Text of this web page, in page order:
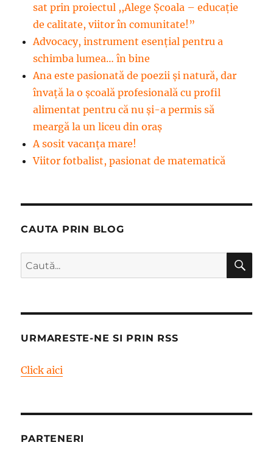
sat prin proiectul ,,Alege Școala – educație
de calitate, viitor în comunitate!”
Advocacy, instrument esenţial pentru a
schimba lumea… în bine
Ana este pasionată de poezii și natură, dar
învață la o școală profesională cu profil
alimentat pentru că nu și-a permis să
meargă la un liceu din oraș
A sosit vacanța mare!
Viitor fotbalist, pasionat de matematică
CAUTA PRIN BLOG
Caută
după:
URMARESTE-NE SI PRIN RSS
Click aici
PARTENERI